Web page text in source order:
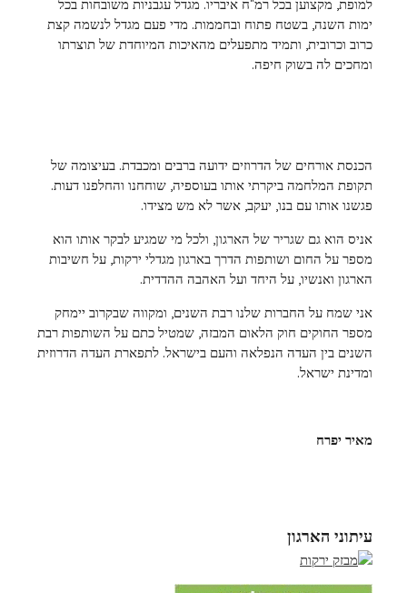
למופת, מקצוען בכל רמ"ח איבריו. מגדל עגבניות משובחות בכל
ימות השנה, בשטח פתוח ובחממות. מדי פעם מגדל לנשמה קצת
כרוב וכרובית, ותמיד מתפעלים מהאיכות המיוחדת של תוצרתו
ומחכים לה בשוק חיפה.
הכנסת אורחים של הדרוזים ידועה ברבים ומכבדת. בעיצומה של
תקופת המלחמה ביקרתי אותו בעוספיה, שוחחנו והחלפנו דעות.
פגשנו אותו עם בנו, יעקב, אשר לא מש מצידו.
אניס הוא גם שגריר של הארגון, ולכל מי שמגיע לבקר אותו הוא
מספר על החום ושותפות הדרך בארגון מגדלי ירקות, על חשיבות
הארגון ואנשיו, על היחד ועל האהבה ההדדית.
אני שמח על החברות שלנו רבת השנים, ומקווה שבקרוב יימחק
מספר החוקים חוק הלאום המבזה, שמטיל כתם על השותפות רבת
השנים בין העדה הנפלאה והעם בישראל. לתפארת העדה הדרוזית
ומדינת ישראל.
מאיר יפרח
עיתוני הארגון